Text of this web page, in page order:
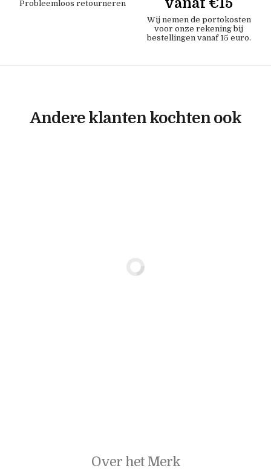
Probleemloos retourneren
Wij nemen de portokosten
voor onze rekening bij
bestellingen vanaf 15 euro.
Andere klanten kochten ook
Over het Merk